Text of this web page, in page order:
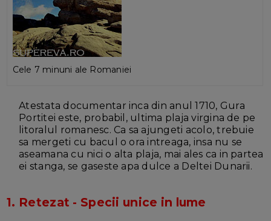
Cele 7 minuni ale Romaniei
Atestata documentar inca din anul 1710, Gura
Portitei este, probabil, ultima plaja virgina de pe
litoralul romanesc. Ca sa ajungeti acolo, trebuie
sa mergeti cu bacul o ora intreaga, insa nu se
aseamana cu nici o alta plaja, mai ales ca in partea
ei stanga, se gaseste apa dulce a Deltei Dunarii.
1. Retezat - Specii unice in lume